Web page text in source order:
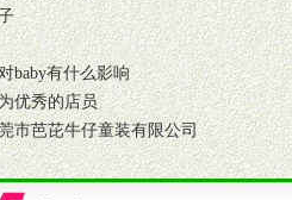
服务支持
区域内的独家垄断性经营权益。
持，根据经销商销售情况派人员驻地
波动，并给予相应的政策，充分保
货保障制度，保证经销商合作零风险
各种终端促销活动来帮助经销商启
装等）
baby有什么影响
优秀的店员
市芭芘牛仔童装有限公司